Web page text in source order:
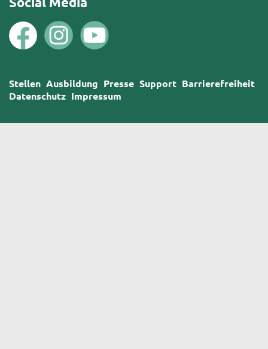
Stellen Ausbildung Presse Support Barrierefreiheit
Datenschutz Impressum